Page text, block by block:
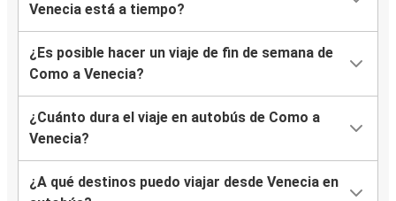
Venecia está a tiempo?
¿Es posible hacer un viaje de fin de semana de
Como a Venecia?
¿Cuánto dura el viaje en autobús de Como a
Venecia?
¿A qué destinos puedo viajar desde Venecia en